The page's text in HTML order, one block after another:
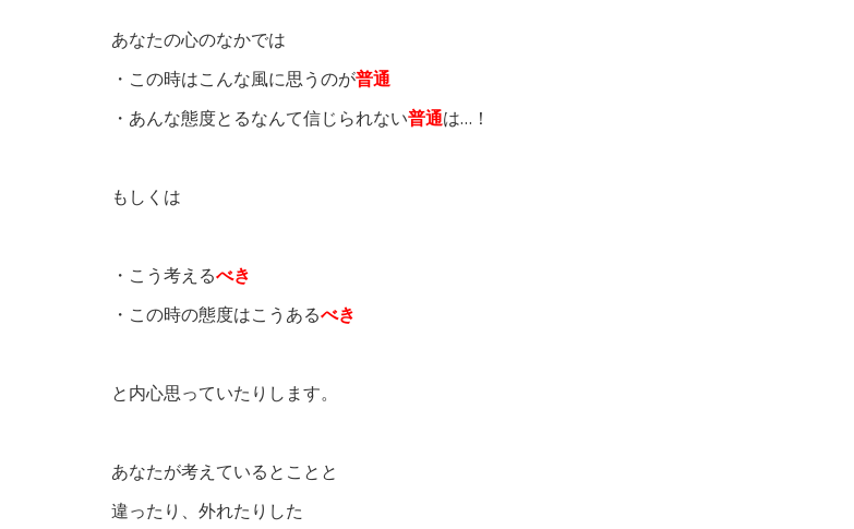
あなたの心のなかでは
・この時はこんな風に思うのが普通
・あんな態度とるなんて信じられない普通は…！
もしくは
・こう考えるべき
・この時の態度はこうあるべき
と内心思っていたりします。
あなたが考えているとことと
違ったり、外れたりした